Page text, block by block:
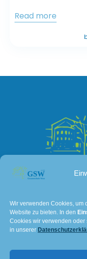
Wir verwenden Cookies, um
Website zu bieten. In den
Cookies wir verwenden oder
in unserer
Read more